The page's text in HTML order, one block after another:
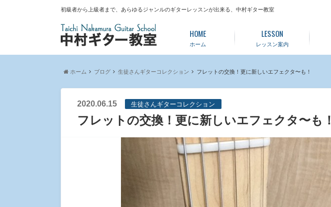
初級者から上級者まで、あらゆるジャンルのギターレッスンが出来る、中村ギター教室
ホーム
HOME
レッスン案内
LESSON
ホーム ブログ 生徒さんギターコレクション フレットの交換！更に新しいエフェクタ〜も！
2020.06.15 生徒さんギターコレクション
フレットの交換！更に新しいエフェクタ〜も！